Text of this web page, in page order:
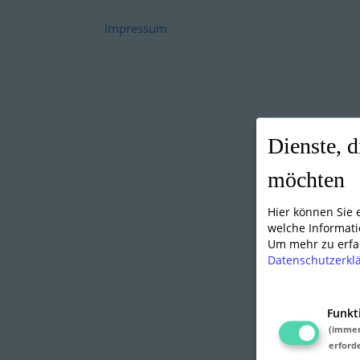
Impressum
Dienste,
möchten
Hier können Sie
welche
Um mehr zu